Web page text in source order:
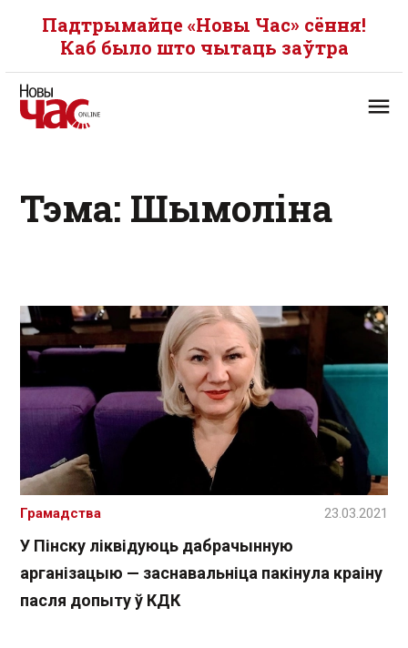
Падтрымайце «Новы Час» сёння!
Каб было што чытаць заўтра
Тэма: Шымоліна
У Пінску ліквідуюць дабрачынную
арганізацыю — заснавальніца пакінула краіну
пасля допыту ў КДК
Грамадства 23.03.2021